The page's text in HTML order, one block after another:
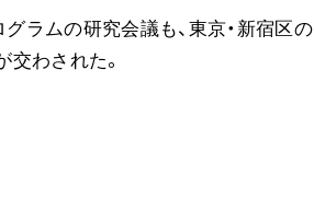
ラムの研究会議も、東京・新宿区
交わされた。